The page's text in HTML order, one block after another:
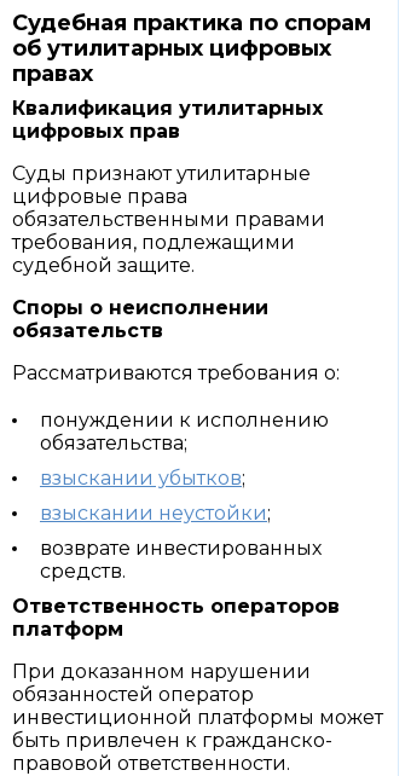
Судебная практика по спорам
об утилитарных цифровых
правах
Квалификация утилитарных
цифровых прав
Суды признают утилитарные
цифровые права
обязательственными правами
требования, подлежащими
судебной защите.
Споры о неисполнении
обязательств
Рассматриваются требования о:
понуждении к исполнению
обязательства;
взыскании убытков;
взыскании неустойки;
возврате инвестированных
средств.
Ответственность операторов
платформ
При доказанном нарушении
обязанностей оператор
инвестиционной платформы может
быть привлечен к гражданско-
правовой ответственности.